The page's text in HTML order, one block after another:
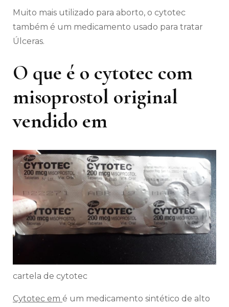
Muito mais utilizado para aborto, o cytotec
também é um medicamento usado para tratar
Úlceras.
O que é o cytotec com
misoprostol original
vendido em
cartela de cytotec
Cytotec em é um medicamento sintético de alto